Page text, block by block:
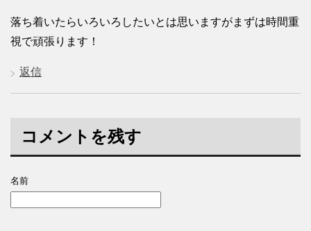
落ち着いたらいろいろしたいとは思いますがまずは時間重
視で頑張ります！
返信
コメントを残す
名前